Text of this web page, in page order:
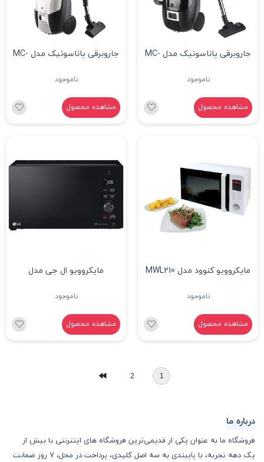
جاروبرقی پاناسونیک مدل MC-
ناموجود
مشاهده محصول
جاروبرقی پاناسونیک مدل MC-
ناموجود
مشاهده محصول
مایکروویو کنوود مدل MWL210
ناموجود
مشاهده محصول
مایکروویو ال جی مدل
ناموجود
مشاهده محصول
1
2
درباره ما
فروشگاه ما به عنوان یکی از قدیمی‌ترین فروشگاه های اینترنتی با بیش از
یک دهه تجربه، با پایبندی به سه اصل کلیدی، پرداخت در محل، 7 روز ضمانت